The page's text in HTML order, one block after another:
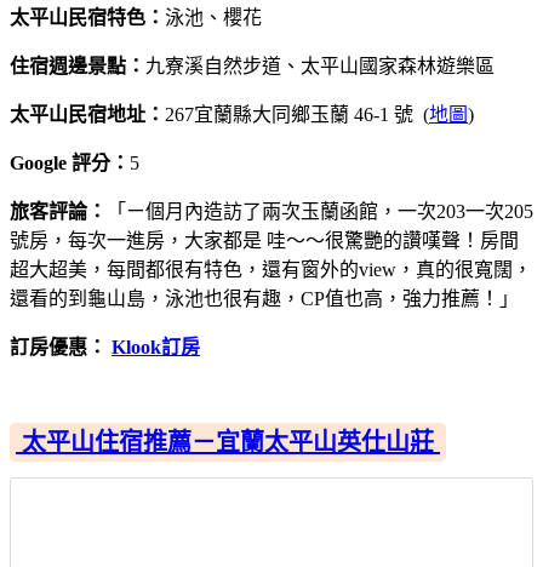
太平山民宿特色： 泳池、櫻花
住宿週邊景點： 九寮溪自然步道、太平山國家森林遊樂區
太平山民宿地址： 267宜蘭縣大同鄉玉蘭 46-1 號 (地圖)
Google 評分： 5
旅客評論：
「ㄧ個月內造訪了兩次玉蘭函館，一次203一次205
號房，每次一進房，大家都是 哇～～很驚艷的讚嘆聲！房間
超大超美，每間都很有特色，還有窗外的view，真的很寬闊，
還看的到龜山島，泳池也很有趣，CP值也高，強力推薦！」
訂房優惠： Klook訂房
太平山住宿推薦－宜蘭太平山英仕山莊